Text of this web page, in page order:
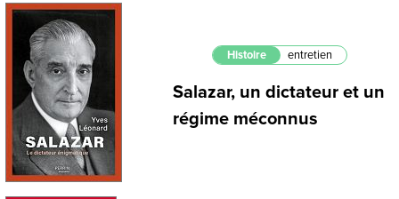
Histoire entretien
Salazar, un dictateur et un
régime méconnus